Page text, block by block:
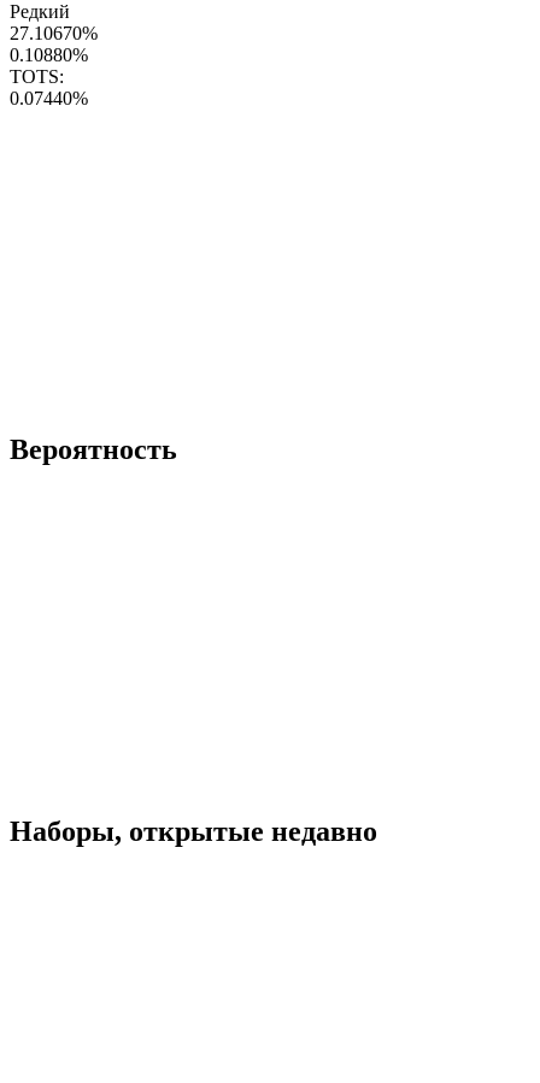
Редкий
27.10670%
0.10880%
TOTS:
0.07440%
Вероятность
Наборы, открытые недавно